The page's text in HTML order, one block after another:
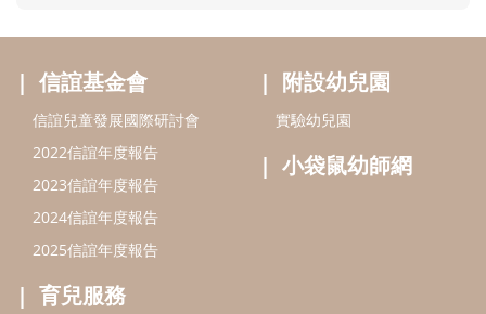
好孕袋
分齡育兒電子報
線上教養諮詢
出版服務
信誼基金出版社
閱讀推廣